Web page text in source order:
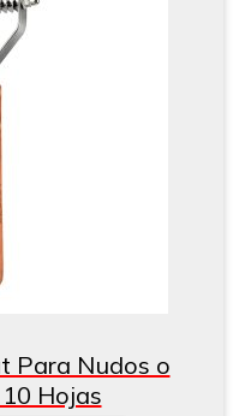
Para Nudos o
Hojas